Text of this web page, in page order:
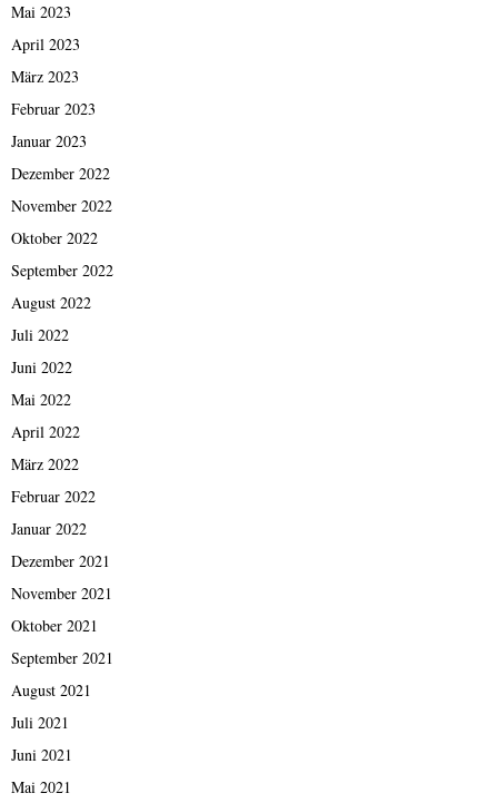
Mai 2023
April 2023
März 2023
Februar 2023
Januar 2023
Dezember 2022
November 2022
Oktober 2022
September 2022
August 2022
Juli 2022
Juni 2022
Mai 2022
April 2022
März 2022
Februar 2022
Januar 2022
Dezember 2021
November 2021
Oktober 2021
September 2021
August 2021
Juli 2021
Juni 2021
Mai 2021